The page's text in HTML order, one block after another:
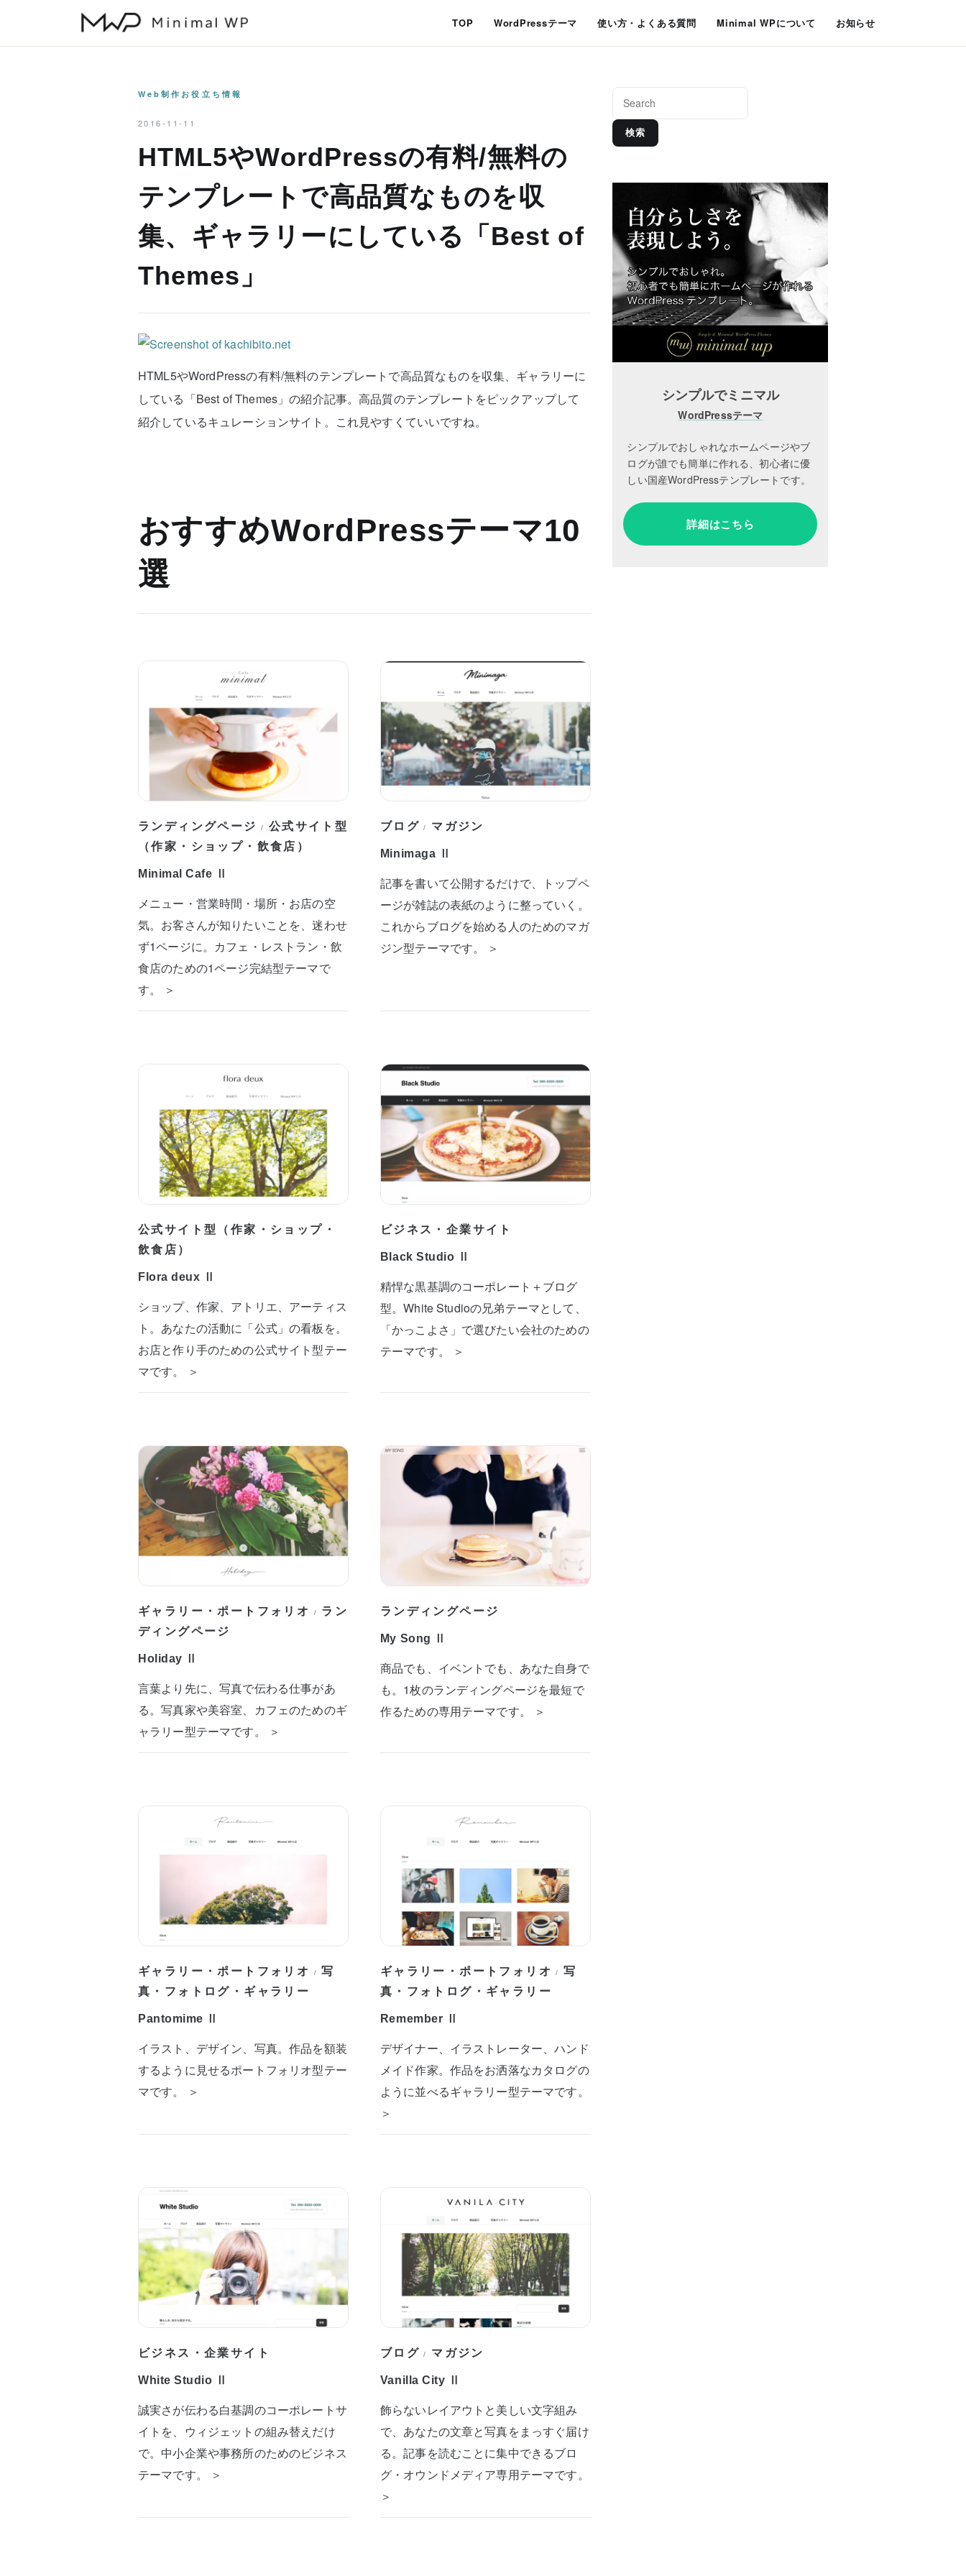
TOP WordPressテーマ 使い方・よくある質問 Minimal WPについて お知らせ
Web制作お役立ち情報
2016-11-11
HTML5やWordPressの有料/無料の
テンプレートで高品質なものを収
集、ギャラリーにしている「Best of
Themes」
HTML5やWordPressの有料/無料のテンプレートで高品質なものを収集、ギャラリーに
している「Best of Themes」の紹介記事。高品質のテンプレートをピックアップして
紹介しているキュレーションサイト。これ見やすくていいですね。
おすすめWordPressテーマ10
選
ランディングページ / 公式サイト型
（作家・ショップ・飲食店）
Minimal Cafe Ⅱ
メニュー・営業時間・場所・お店の空
気。お客さんが知りたいことを、迷わせ
ず1ページに。カフェ・レストラン・飲
食店のための1ページ完結型テーマで
す。 ＞
ブログ / マガジン
Minimaga Ⅱ
記事を書いて公開するだけで、トップペ
ージが雑誌の表紙のように整っていく。
これからブログを始める人のためのマガ
ジン型テーマです。 ＞
公式サイト型（作家・ショップ・
飲食店）
Flora deux Ⅱ
ショップ、作家、アトリエ、アーティス
ト。あなたの活動に「公式」の看板を。
お店と作り手のための公式サイト型テー
マです。 ＞
ビジネス・企業サイト
Black Studio Ⅱ
精悍な黒基調のコーポレート＋ブログ
型。White Studioの兄弟テーマとして、
「かっこよさ」で選びたい会社のための
テーマです。 ＞
ギャラリー・ポートフォリオ / ラン
ディングページ
Holiday Ⅱ
言葉より先に、写真で伝わる仕事があ
る。写真家や美容室、カフェのためのギ
ャラリー型テーマです。 ＞
ランディングページ
My Song Ⅱ
商品でも、イベントでも、あなた自身で
も。1枚のランディングページを最短で
作るための専用テーマです。 ＞
ギャラリー・ポートフォリオ /写
真・フォトログ・ギャラリー
Pantomime Ⅱ
イラスト、デザイン、写真。作品を額装
するように見せるポートフォリオ型テー
マです。 ＞
ギャラリー・ポートフォリオ /写
真・フォトログ・ギャラリー
Remember Ⅱ
デザイナー、イラストレーター、ハンド
メイド作家。作品をお洒落なカタログの
ように並べるギャラリー型テーマです。
＞
ビジネス・企業サイト
White Studio Ⅱ
誠実さが伝わる白基調のコーポレートサ
イトを、ウィジェットの組み替えだけ
で。中小企業や事務所のためのビジネス
テーマです。 ＞
ブログ / マガジン
Vanilla City Ⅱ
飾らないレイアウトと美しい文字組み
で、あなたの文章と写真をまっすぐ届け
る。記事を読むことに集中できるブロ
グ・オウンドメディア専用テーマです。
＞
検索
シンプルでミニマル
WordPressテーマ
シンプルでおしゃれなホームページやブ
ログが誰でも簡単に作れる、初心者に優
しい国産WordPressテンプレートです。
詳細はこちら